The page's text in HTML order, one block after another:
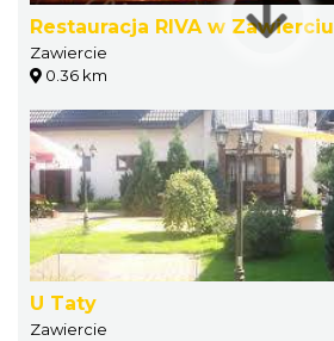
Restauracja RIVA w Zawierciu
Zawiercie
0.36 km
U Taty
Zawiercie